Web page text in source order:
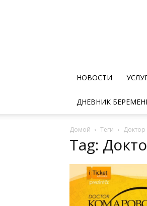
НОВОСТИ
ДНЕВНИК
Домой Теги
Tag: